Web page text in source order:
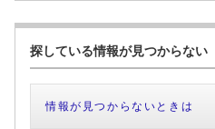
探している情報が見つからない
情報が見つからないときは